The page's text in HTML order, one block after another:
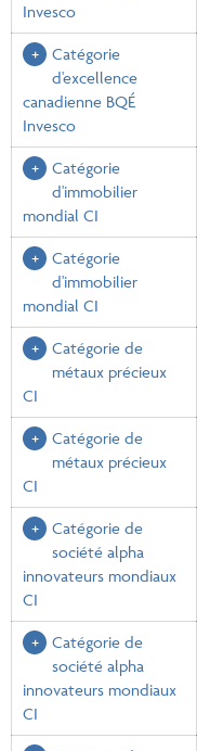
Invesco
Catégorie
d'excellence
canadienne BQÉ
Invesco
Catégorie
d'immobilier
mondial CI
Catégorie
d'immobilier
mondial CI
Catégorie de
métaux précieux
CI
Catégorie de
métaux précieux
CI
Catégorie de
société alpha
innovateurs mondiaux
CI
Catégorie de
société alpha
innovateurs mondiaux
CI